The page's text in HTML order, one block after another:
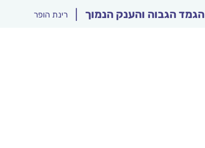
הגמד הגבוה והענק הנמוך רינת הופר